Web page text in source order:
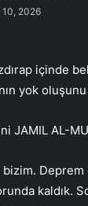
10, 2026
içinde
yok
JAMIL AL-
bizim.
kaldık.